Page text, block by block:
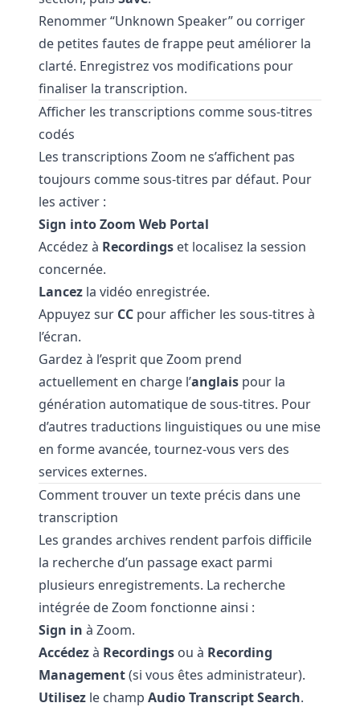
Renommer “Unknown Speaker” ou corriger
de petites fautes de frappe peut améliorer la
clarté. Enregistrez vos modifications pour
finaliser la transcription.
Afficher les transcriptions comme sous-titres
codés
Les transcriptions Zoom ne s’affichent pas
toujours comme sous-titres par défaut. Pour
les activer :
Sign into Zoom Web Portal
Accédez à Recordings et localisez la session
concernée.
Lancez la vidéo enregistrée.
Appuyez sur CC pour afficher les sous-titres à
l’écran.
Gardez à l’esprit que Zoom prend
actuellement en charge l’anglais pour la
génération automatique de sous-titres. Pour
d’autres traductions linguistiques ou une mise
en forme avancée, tournez-vous vers des
services externes.
Comment trouver un texte précis dans une
transcription
Les grandes archives rendent parfois difficile
la recherche d’un passage exact parmi
plusieurs enregistrements. La recherche
intégrée de Zoom fonctionne ainsi :
Sign in à Zoom.
Accédezà Recordings ou à Recording
Management(si vous êtes administrateur).
Utilisez le champ Audio Transcript Search.